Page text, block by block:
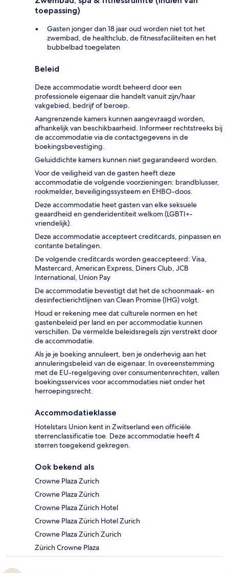
toepassing)
Gasten jonger dan 18 jaar oud worden niet tot het
zwembad, de healthclub, de fitnessfaciliteiten en het
bubbelbad toegelaten
Beleid
Deze accommodatie wordt beheerd door een
professionele eigenaar die handelt vanuit zijn/haar
vakgebied, bedrijf of beroep.
Aangrenzende kamers kunnen aangevraagd worden,
afhankelijk van beschikbaarheid. Informeer rechtstreeks bij
de accommodatie via de contactgegevens in de
boekingsbevestiging.
Geluiddichte kamers kunnen niet gegarandeerd worden.
Voor de veiligheid van de gasten heeft deze
accommodatie de volgende voorzieningen: brandblusser,
rookmelder, beveiligingssysteem en EHBO-doos.
Deze accommodatie heet gasten van elke seksuele
geaardheid en genderidentiteit welkom (LGBTI+-
vriendelijk).
Deze accommodatie accepteert creditcards, pinpassen en
contante betalingen.
De volgende creditcards worden geaccepteerd: Visa,
Mastercard, American Express, Diners Club, JCB
International, Union Pay
De accommodatie bevestigt dat het de schoonmaak- en
desinfectierichtlijnen van Clean Promise (IHG) volgt.
Houd er rekening mee dat culturele normen en het
gastenbeleid per land en per accommodatie kunnen
verschillen. De vermelde beleidsregels zijn verstrekt door
de accommodatie.
Als je je boeking annuleert, ben je onderhevig aan het
annuleringsbeleid van de eigenaar. In overeenstemming
met de EU-regelgeving over consumentenrechten, vallen
boekingsservices voor accommodaties niet onder het
herroepingsrecht.
Accommodatieklasse
Hotelstars Union kent in Zwitserland een officiële
sterrenclassificatie toe. Deze accommodatie heeft 4
sterren toegekend gekregen.
Ook bekend als
Crowne Plaza Zurich
Crowne Plaza Zürich
Crowne Plaza Zürich Hotel
Crowne Plaza Zürich Hotel Zurich
Crowne Plaza Zürich Zurich
Zürich Crowne Plaza